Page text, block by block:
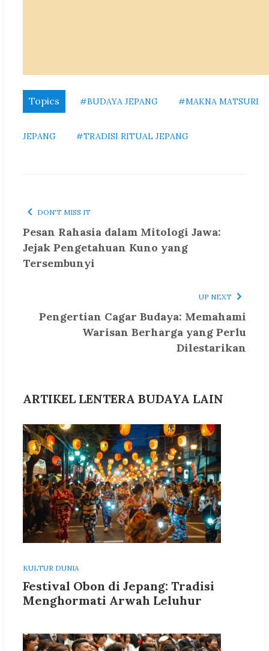
Topics #BUDAYA JEPANG #MAKNA MATSURI
JEPANG #TRADISI RITUAL JEPANG
DON'T MISS IT
Pesan Rahasia dalam Mitologi Jawa:
Jejak Pengetahuan Kuno yang
Tersembunyi
UP NEXT
Pengertian Cagar Budaya: Memahami
Warisan Berharga yang Perlu
Dilestarikan
ARTIKEL LENTERA BUDAYA LAIN
KULTUR DUNIA
Festival Obon di Jepang: Tradisi
Menghormati Arwah Leluhur